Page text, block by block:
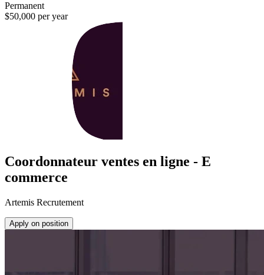
Permanent
$50,000 per year
Coordonnateur ventes en ligne - E
commerce
Artemis Recrutement
Apply on position